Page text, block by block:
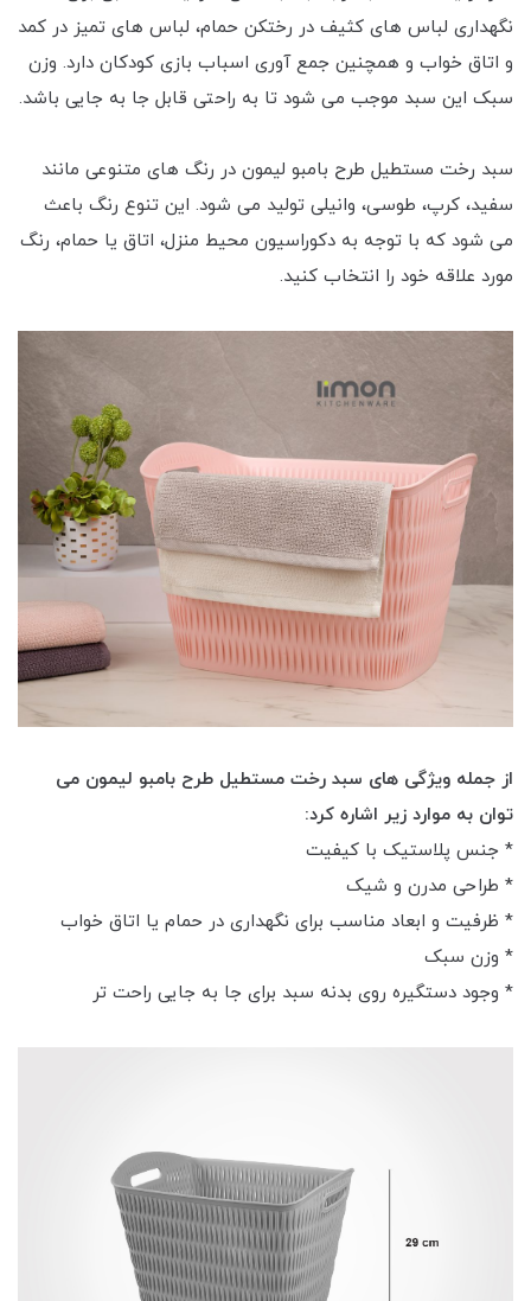
نگهداری لباس های کثیف در رختکن حمام، لباس های تمیز در کمد
و اتاق خواب و همچنین جمع آوری اسباب بازی کودکان دارد. وزن
سبک این سبد موجب می شود تا به راحتی قابل جا به جایی باشد.
سبد رخت مستطیل طرح بامبو لیمون در رنگ های متنوعی مانند
سفید، کرپ، طوسی، وانیلی تولید می شود. این تنوع رنگ باعث
می شود که با توجه به دکوراسیون محیط منزل، اتاق یا حمام، رنگ
مورد علاقه خود را انتخاب کنید.
از جمله ویژگی های سبد رخت مستطیل طرح بامبو لیمون می
توان به موارد زیر اشاره کرد:
* جنس پلاستیک با کیفیت
* طراحی مدرن و شیک
* ظرفیت و ابعاد مناسب برای نگهداری در حمام یا اتاق خواب
* وزن سبک
* وجود دستگیره روی بدنه سبد برای جا به جایی راحت تر